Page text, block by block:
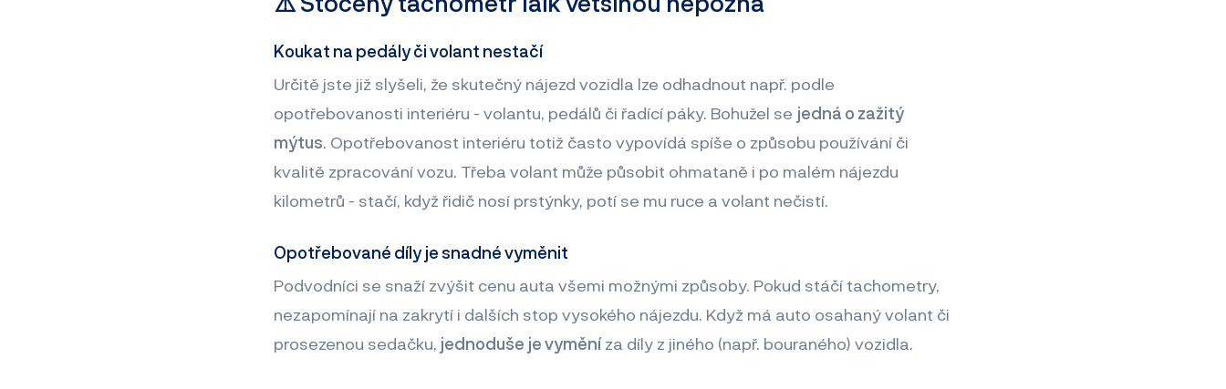
Koukat na pedály či volant nestačí
Určitě jste již slyšeli, že skutečný nájezd vozidla lze odhadnout např. podle
opotřebovanosti interiéru - volantu, pedálů či řadící páky. Bohužel se jedná o zažitý
mýtus. Opotřebovanost interiéru totiž často vypovídá spíše o způsobu používání či
kvalitě zpracování vozu. Třeba volant může působit ohmataně i po malém nájezdu
kilometrů - stačí, když řidič nosí prstýnky, potí se mu ruce a volant nečistí.
Opotřebované díly je snadné vyměnit
Podvodníci se snaží zvýšit cenu auta všemi možnými způsoby. Pokud stáčí tachometry,
nezapomínají na zakrytí i dalších stop vysokého nájezdu. Když má auto osahaný volant či
prosezenou sedačku, jednoduše je vyměníza díly z jiného (např. bouraného) vozidla.